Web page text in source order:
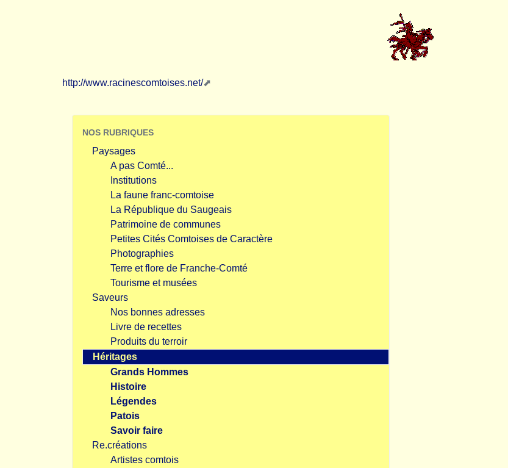
http://www.racinescomtoises.net/
NOS RUBRIQUES
Paysages
A pas Comté...
Institutions
La faune franc-comtoise
La République du Saugeais
Patrimoine de communes
Petites Cités Comtoises de Caractère
Photographies
Terre et flore de Franche-Comté
Tourisme et musées
Saveurs
Nos bonnes adresses
Livre de recettes
Produits du terroir
Héritages
Grands Hommes
Histoire
Légendes
Patois
Savoir faire
Re.créations
Artistes comtois